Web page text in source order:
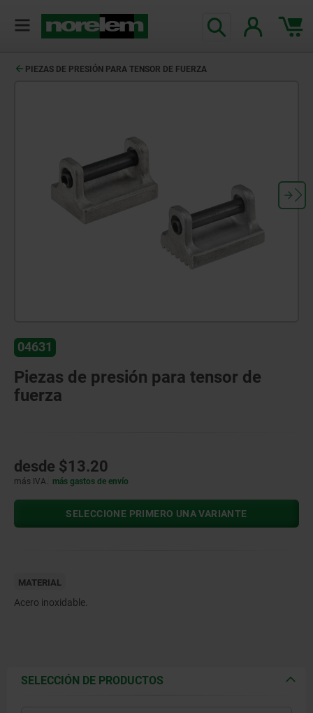
PIEZAS DE PRESIÓN PARA TENSOR DE FUERZA
04631
Piezas de presión para tensor de
fuerza
desde $13.20
más IVA. más gastos de envío
SELECCIONE PRIMERO UNA VARIANTE
MATERIAL
Acero inoxidable.
SELECCIÓN DE PRODUCTOS